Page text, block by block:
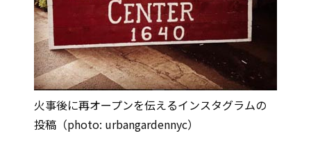
火事後に再オープンを伝えるインスタグラムの
投稿（photo: urbangardennyc）